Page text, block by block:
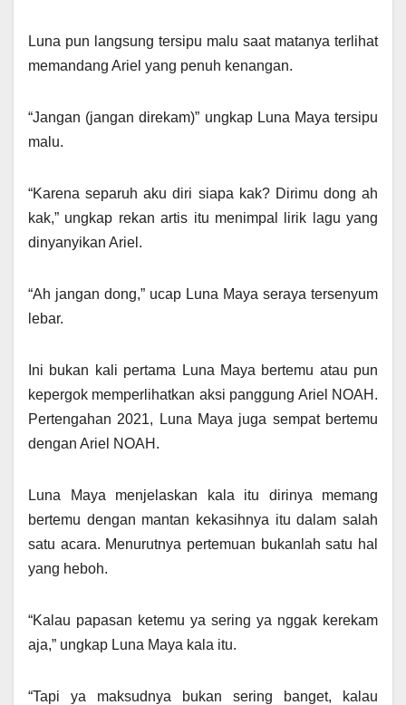
Luna pun langsung tersipu malu saat matanya terlihat
memandang Ariel yang penuh kenangan.
“Jangan (jangan direkam)” ungkap Luna Maya tersipu
malu.
“Karena separuh aku diri siapa kak? Dirimu dong ah
kak,” ungkap rekan artis itu menimpal lirik lagu yang
dinyanyikan Ariel.
“Ah jangan dong,” ucap Luna Maya seraya tersenyum
lebar.
Ini bukan kali pertama Luna Maya bertemu atau pun
kepergok memperlihatkan aksi panggung Ariel NOAH.
Pertengahan 2021, Luna Maya juga sempat bertemu
dengan Ariel NOAH.
Luna Maya menjelaskan kala itu dirinya memang
bertemu dengan mantan kekasihnya itu dalam salah
satu acara. Menurutnya pertemuan bukanlah satu hal
yang heboh.
“Kalau papasan ketemu ya sering ya nggak kerekam
aja,” ungkap Luna Maya kala itu.
“Tapi ya maksudnya bukan sering banget, kalau